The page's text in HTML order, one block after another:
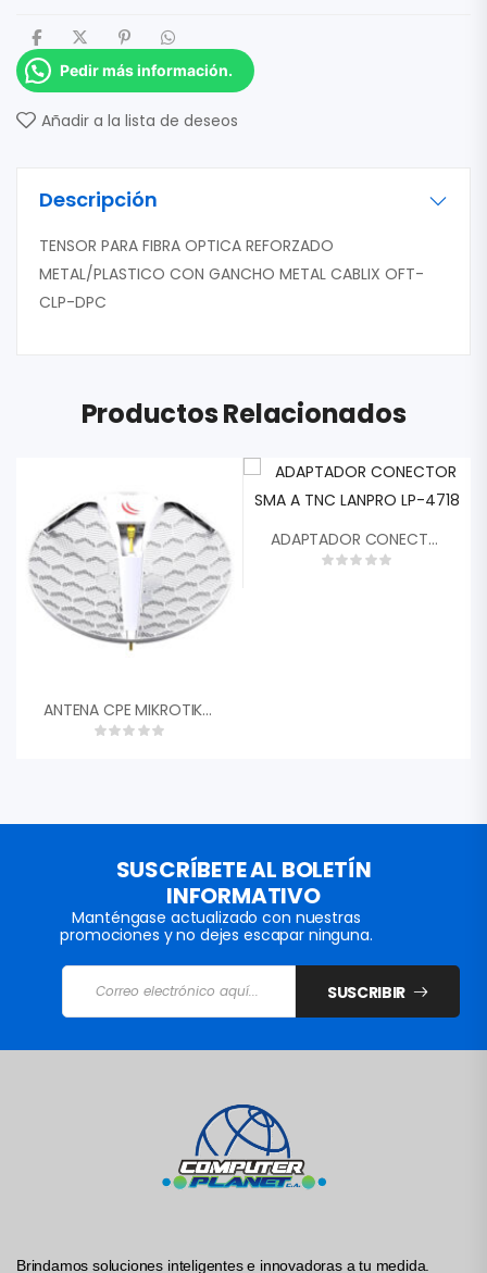
Pedir más información.
Añadir a la lista de deseos
Descripción
TENSOR PARA FIBRA OPTICA REFORZADO
METAL/PLASTICO CON GANCHO METAL CABLIX OFT-
CLP-DPC
Productos Relacionados
ANTENA CPE MIKROTIK RBLHG-5ND 24.5DBI 5GHZ PTP 316MW ROUTEROS L3
ADAPTADOR CONECTOR SMA A TNC LANPRO LP-4718
SUSCRÍBETE AL BOLETÍN
INFORMATIVO
Manténgase actualizado con nuestras
promociones y no dejes escapar ninguna.
SUSCRIBIR
Brindamos soluciones inteligentes e innovadoras a tu medida.